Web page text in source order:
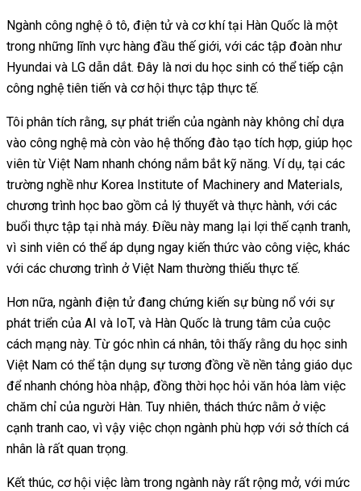
Ngành công nghệ ô tô, điện tử và cơ khí tại Hàn Quốc là một
trong những lĩnh vực hàng đầu thế giới, với các tập đoàn như
Hyundai và LG dẫn dắt. Đây là nơi du học sinh có thể tiếp cận
công nghệ tiên tiến và cơ hội thực tập thực tế.
Tôi phân tích rằng, sự phát triển của ngành này không chỉ dựa
vào công nghệ mà còn vào hệ thống đào tạo tích hợp, giúp học
viên từ Việt Nam nhanh chóng nắm bắt kỹ năng. Ví dụ, tại các
trường nghề như Korea Institute of Machinery and Materials,
chương trình học bao gồm cả lý thuyết và thực hành, với các
buổi thực tập tại nhà máy. Điều này mang lại lợi thế cạnh tranh,
vì sinh viên có thể áp dụng ngay kiến thức vào công việc, khác
với các chương trình ở Việt Nam thường thiếu thực tế.
Hơn nữa, ngành điện tử đang chứng kiến sự bùng nổ với sự
phát triển của AI và IoT, và Hàn Quốc là trung tâm của cuộc
cách mạng này. Từ góc nhìn cá nhân, tôi thấy rằng du học sinh
Việt Nam có thể tận dụng sự tương đồng về nền tảng giáo dục
để nhanh chóng hòa nhập, đồng thời học hỏi văn hóa làm việc
chăm chỉ của người Hàn. Tuy nhiên, thách thức nằm ở việc
cạnh tranh cao, vì vậy việc chọn ngành phù hợp với sở thích cá
nhân là rất quan trọng.
Kết thúc, cơ hội việc làm trong ngành này rất rộng mở, với mức